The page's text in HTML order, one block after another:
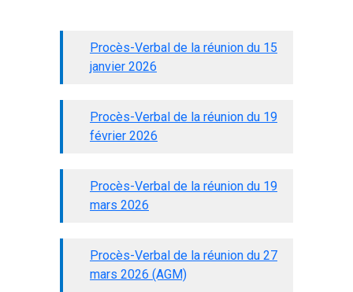
Procès-Verbal de la réunion du 15
janvier 2026
Procès-Verbal de la réunion du 19
février 2026
Procès-Verbal de la réunion du 19
mars 2026
Procès-Verbal de la réunion du 27
mars 2026 (AGM)